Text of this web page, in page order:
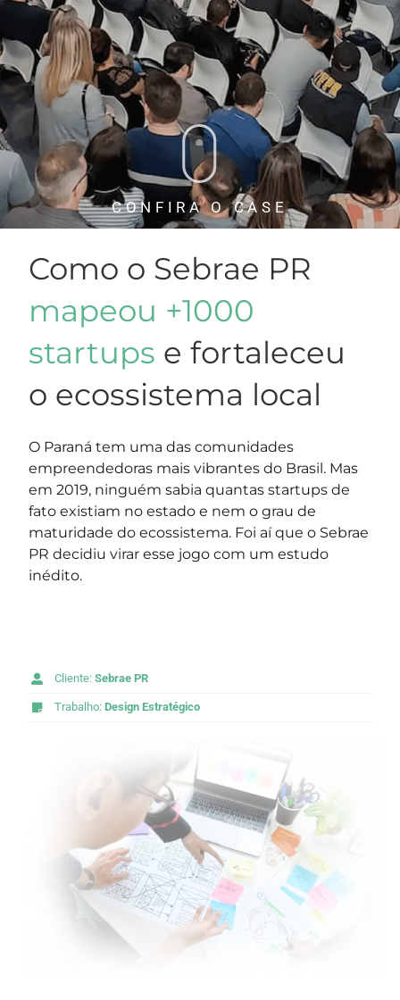
CONFIRA O CASE
Como o Sebrae PR
mapeou +1000
startups e fortaleceu
o ecossistema local
O Paraná tem uma das comunidades
empreendedoras mais vibrantes do Brasil. Mas
em 2019, ninguém sabia quantas startups de
fato existiam no estado e nem o grau de
maturidade do ecossistema. Foi aí que o Sebrae
PR decidiu virar esse jogo com um estudo
inédito.
Cliente:Sebrae PR
Trabalho: Design Estratégico